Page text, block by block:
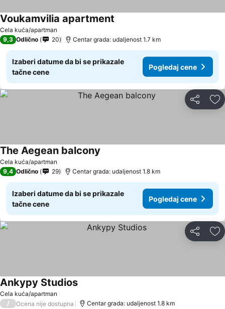
Cela kuća/apartman
Voukamvilia apartment
9,3 Odlično 20 Centar grada: udaljenost 1.7 km
Izaberi datume da bi se prikazale
tačne cene
Pogledaj cene
Deli
Cela kuća/apartman
The Aegean balcony
9,4 Odlično 29 Centar grada: udaljenost 1.8 km
Izaberi datume da bi se prikazale
tačne cene
Pogledaj cene
Deli
Cela kuća/apartman
Ankypy StudiosPogledaj cene
/ Ocena nije dostupna Centar grada: udaljenost 1.8 km